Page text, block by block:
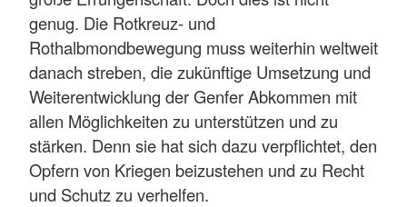
genug. Die Rotkreuz- und
Rothalbmondbewegung muss weiterhin weltweit
danach streben, die zukünftige Umsetzung und
Weiterentwicklung der Genfer Abkommen mit
allen Möglichkeiten zu unterstützen und zu
stärken. Denn sie hat sich dazu verpflichtet, den
Opfern von Kriegen beizustehen und zu Recht
und Schutz zu verhelfen.